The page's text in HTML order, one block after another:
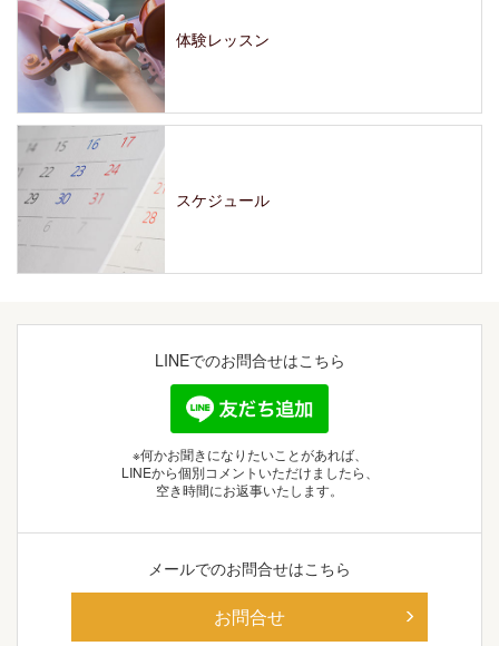
LINEでのお問合せはこちら
※何かお聞きになりたいことがあれば、
LINEから個別コメントいただけましたら、
空き時間にお返事いたします。
メールでのお問合せはこちら
お問合せ
体験レッスン
スケジュール